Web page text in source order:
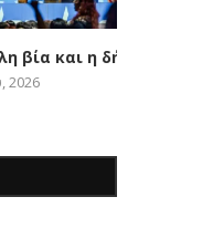
βία και η δήθεν woke
2026